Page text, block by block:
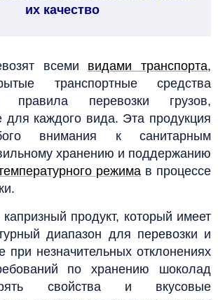
их качество
всеми видами транспорта,
транспортные средства
перевозки грузов,
для каждого вида. Эта продукция
внимания к санитарным
хранению и поддержанию
режима в процессе
продукт, который имеет
диапазон для перевозки и
при незначительных отклонениях
по хранению шоколад
свойства и вкусовые